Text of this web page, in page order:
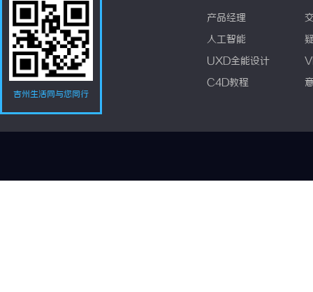
吉州生活网与您同行
产品经理
人工智能
UXD全能设计
C4D教程